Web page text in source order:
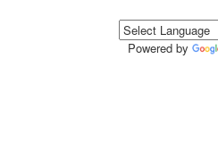
Powered by